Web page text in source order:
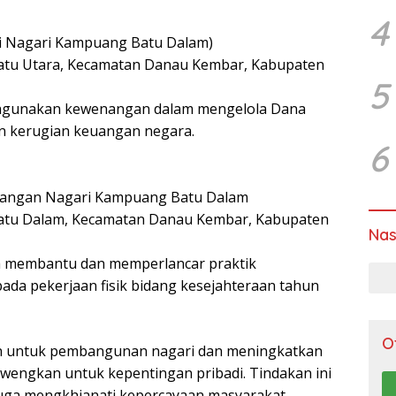
Nagari Kampuang Batu Dalam)
Utara, Kecamatan Danau Kembar, Kabupaten
kewenangan dalam mengelola Dana
kerugian keuangan negara.
Nagari Kampuang Batu Dalam
Dalam, Kecamatan Danau Kembar, Kabupaten
dan memperlancar praktik
pekerjaan fisik bidang kesejahteraan tahun
untuk pembangunan nagari dan meningkatkan
untuk kepentingan pribadi. Tindakan ini
4
5
6